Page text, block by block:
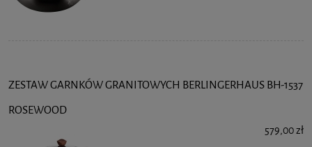
ZESTAW GARNKÓW GRANITOWYCH BERLINGERHAUS BH-1537
ROSEWOOD
579,00 zł